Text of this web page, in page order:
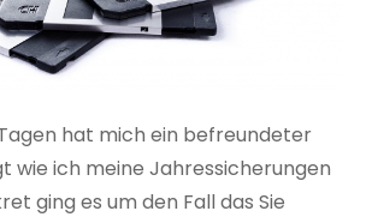
hat mich ein befreundeter
wie ich meine Jahressicherungen
ging es um den Fall das Sie